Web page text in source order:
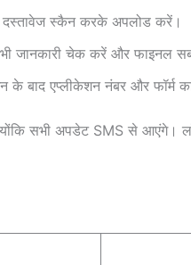
स्कैन करके अपलोड करें।
जानकारी चेक करें और फाइनल
बाद एप्लीकेशन नंबर और फॉर्म
सभी अपडेट SMS से आएंगे।